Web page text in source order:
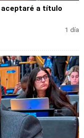
aceptaré a título
1 día